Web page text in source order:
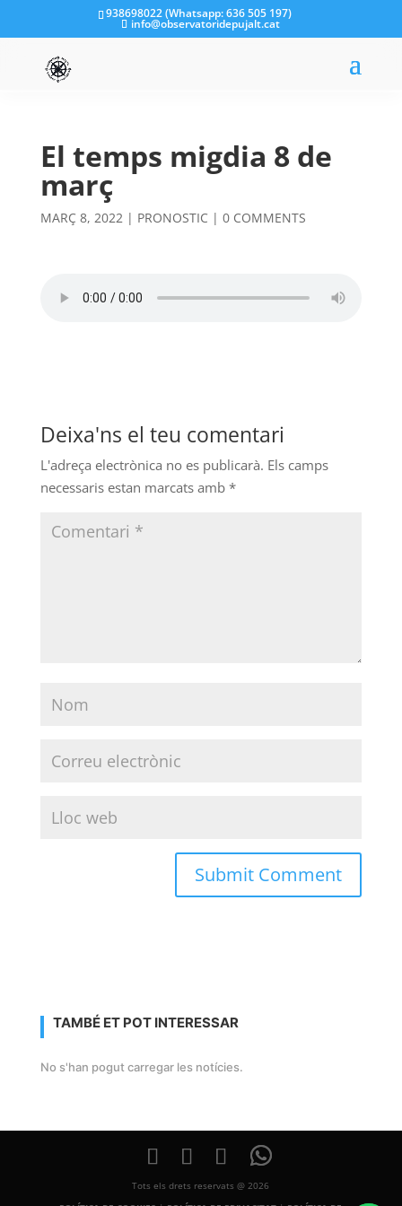
938698022 (Whatsapp: 636 505 197)
info@observatoridepujalt.cat
El temps migdia 8 de
març
MARÇ 8, 2022| PRONOSTIC | 0 COMMENTS
Deixa'ns el teu comentari
L'adreça electrònica no es publicarà. Els camps
necessaris estan marcats amb *
TAMBÉ ET POT INTERESSAR
No s'han pogut carregar les notícies.
Tots els drets reservats @ 2026